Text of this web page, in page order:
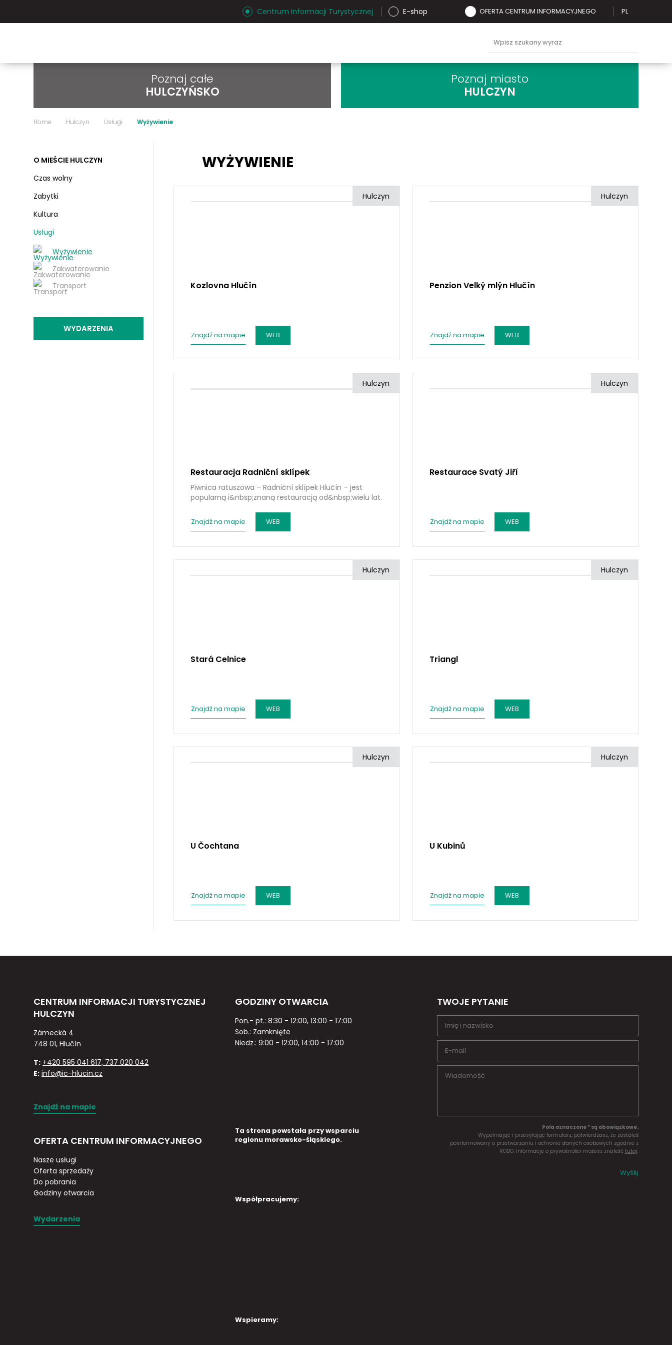
Centrum Informacji Turystycznej E-shop OFERTA CENTRUM INFORMACYJNEGO PL
Poznaj całe
HULCZYŃSKO
Poznaj miasto
HULCZYN
Home Hulczyn Usługi Wyżywienie
O MIEŚCIE HULCZYN
Czas wolny
Zabytki
Kultura
Usługi
Wyżywienie
Zakwaterowanie
Transport
WYDARZENIA
WYŻYWIENIE
Hulczyn
Kozlovna Hlučín
Znajdź na mapie WEB
Hulczyn
Penzion Velký mlýn Hlučín
Znajdź na mapie WEB
Hulczyn
Restauracja Radniční sklípek
Piwnica ratuszowa – Radniční sklípek Hlučín – jest
popularną i&nbsp;znaną restauracją od&nbsp;wielu lat.
Znajdź na mapie WEB
Hulczyn
Restaurace Svatý Jiří
Znajdź na mapie WEB
Hulczyn
Stará Celnice
Znajdź na mapie WEB
Hulczyn
Triangl
Znajdź na mapie WEB
Hulczyn
U Čochtana
Znajdź na mapie WEB
Hulczyn
U Kubinů
Znajdź na mapie WEB
CENTRUM INFORMACJI TURYSTYCZNEJ
HULCZYN
Zámecká 4
748 01, Hlučín
T: +420 595 041 617, 737 020 042
E: info@ic-hlucin.cz
Znajdź na mapie
OFERTA CENTRUM INFORMACYJNEGO
Nasze usługi
Oferta sprzedaży
Do pobrania
Godziny otwarcia
Wydarzenia
GODZINY OTWARCIA
Pon.- pt.: 8:30 - 12:00, 13:00 - 17:00
Sob.: Zamknięte
Niedz.: 9:00 - 12:00, 14:00 - 17:00
Ta strona powstała przy wsparciu
regionu morawsko-śląskiego.
Współpracujemy:
Wspieramy:
TWOJE PYTANIE
Pola oznaczone * są obowiązkowe.
Wypełniając i przesyłając formularz, potwierdzasz, że zostałeś
poinformowany o przetwarzaniu i ochronie danych osobowych zgodnie z
RODO. Informacje o prywatności możesz znaleźć tutaj.
Wyślij